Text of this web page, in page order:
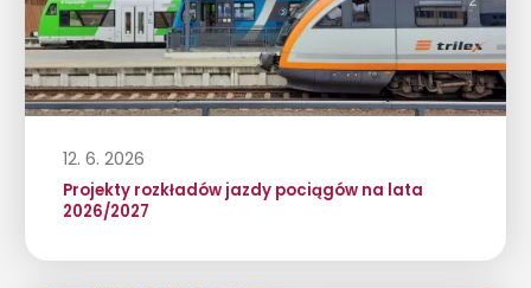
12. 6. 2026
Projekty rozkładów jazdy pociągów na lata
2026/2027